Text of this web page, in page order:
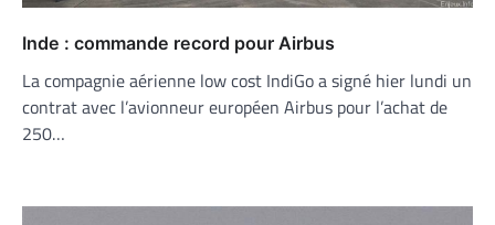
Inde : commande record pour Airbus
La compagnie aérienne low cost IndiGo a signé hier lundi un
contrat avec l’avionneur européen Airbus pour l’achat de
250…